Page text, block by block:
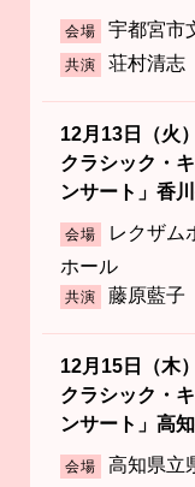
会場 宇都宮市
共演 荘村清志
12月13日（火）
クラシック・
ンサート」香
会場
レクザム
ホール
共演 藤原藍子
12月15日（木）
クラシック・
ンサート」高
会場 高知県立